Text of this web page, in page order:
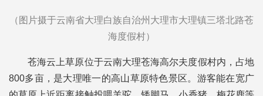
（图片摄于云南省大理白族自治州大理市大理镇三塔北路苍
海度假村）
苍海云上草原位于云南大理苍海高尔夫度假村内，占地
800多亩，是大理唯一的高山草原特色景区。游客能在宽广